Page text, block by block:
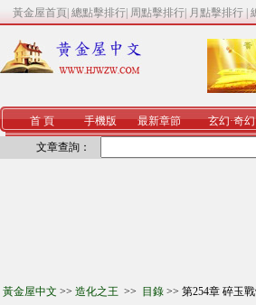
黃金屋首頁 總點擊排行 周點擊排行 月點擊排行
首 頁 手機版 最新章節 玄幻·奇幻
文章查詢：
黃金屋中文 >> 造化之王 >> 目錄 >> 第254章 碎玉